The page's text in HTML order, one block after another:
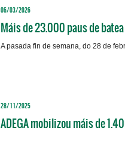
06/03/2026
Máis de 23.000 paus de
A pasada fin de semana, do 28 de
28/11/2025
ADEGA mobilizou máis de